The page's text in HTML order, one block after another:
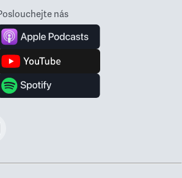
nás